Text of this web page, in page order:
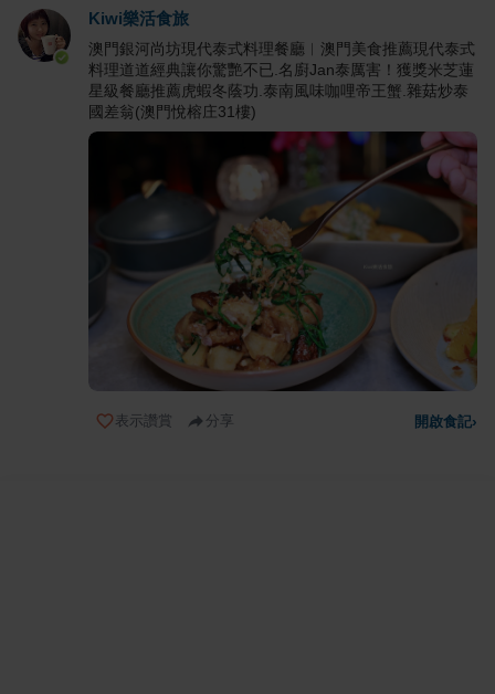
Kiwi樂活食旅
澳門銀河尚坊現代泰式料理餐廳︱澳門美食推薦現代泰式
料理道道經典讓你驚艷不已.名廚Jan泰厲害！獲獎米芝蓮
星級餐廳推薦虎蝦冬蔭功.泰南風味咖哩帝王蟹.雜菇炒泰
國差翁(澳門悅榕庄31樓)
表示讚賞 分享 開啟食記›